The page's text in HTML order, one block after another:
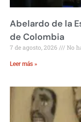
Abelardo de la
de Colombia
7 de agosto, 2026 No
Leer más »